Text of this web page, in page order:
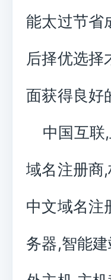
能太过节省
后择优选择
面获得良好
中国互联
域名注册商
中文域名注
务器,智能